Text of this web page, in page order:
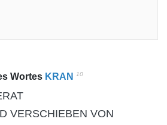
Wortes KRAN 10
VERSCHIEBEN VON